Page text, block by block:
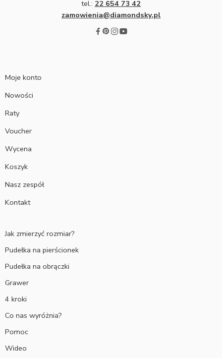
tel.: 22 654 73 42
zamowienia@diamondsky.pl
Moje konto
Nowości
Raty
Voucher
Wycena
Koszyk
Nasz zespół
Kontakt
Jak zmierzyć rozmiar?
Pudełka na pierścionek
Pudełka na obrączki
Grawer
4 kroki
Co nas wyróżnia?
Pomoc
Wideo